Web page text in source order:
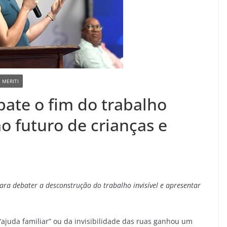
MERITI
o fim do trabalho
futuro de crianças e
debater a desconstrução do trabalho invisível e apresentar
familiar” ou da invisibilidade das ruas ganhou um